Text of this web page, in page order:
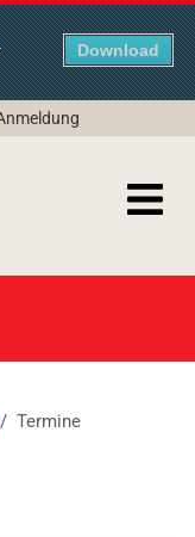
Download
Termine